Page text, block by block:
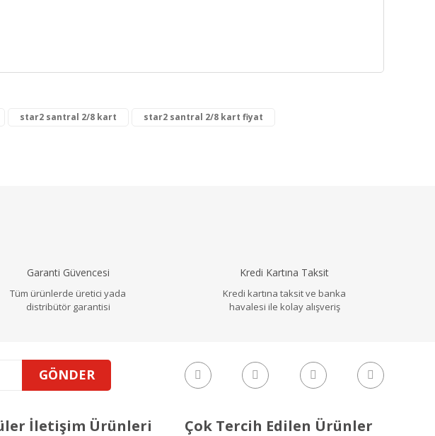
öneri formunu kullanarak tarafımıza iletebilirsiniz.
star2 santral 2/8 kart
star2 santral 2/8 kart fiyat
Garanti Güvencesi
Tüm ürünlerde üretici yada
distribütör garantisi
Kredi Kartına Taksit
Kredi kartına taksit ve banka
havalesi ile kolay alışveriş
GÖNDER
İletişim Ürünleri Çok Tercih Edilen Ürünler